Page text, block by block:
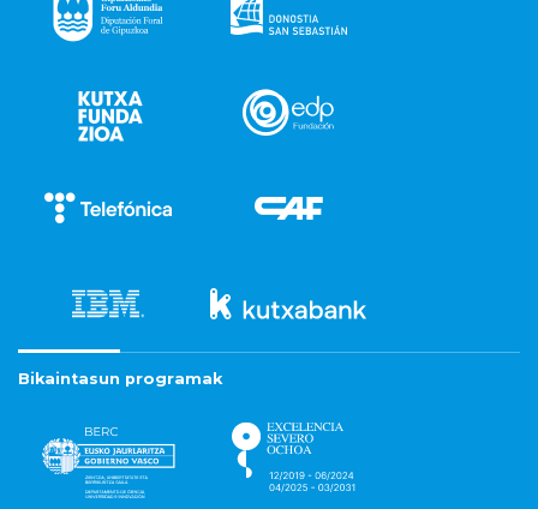
Bikaintasun programak